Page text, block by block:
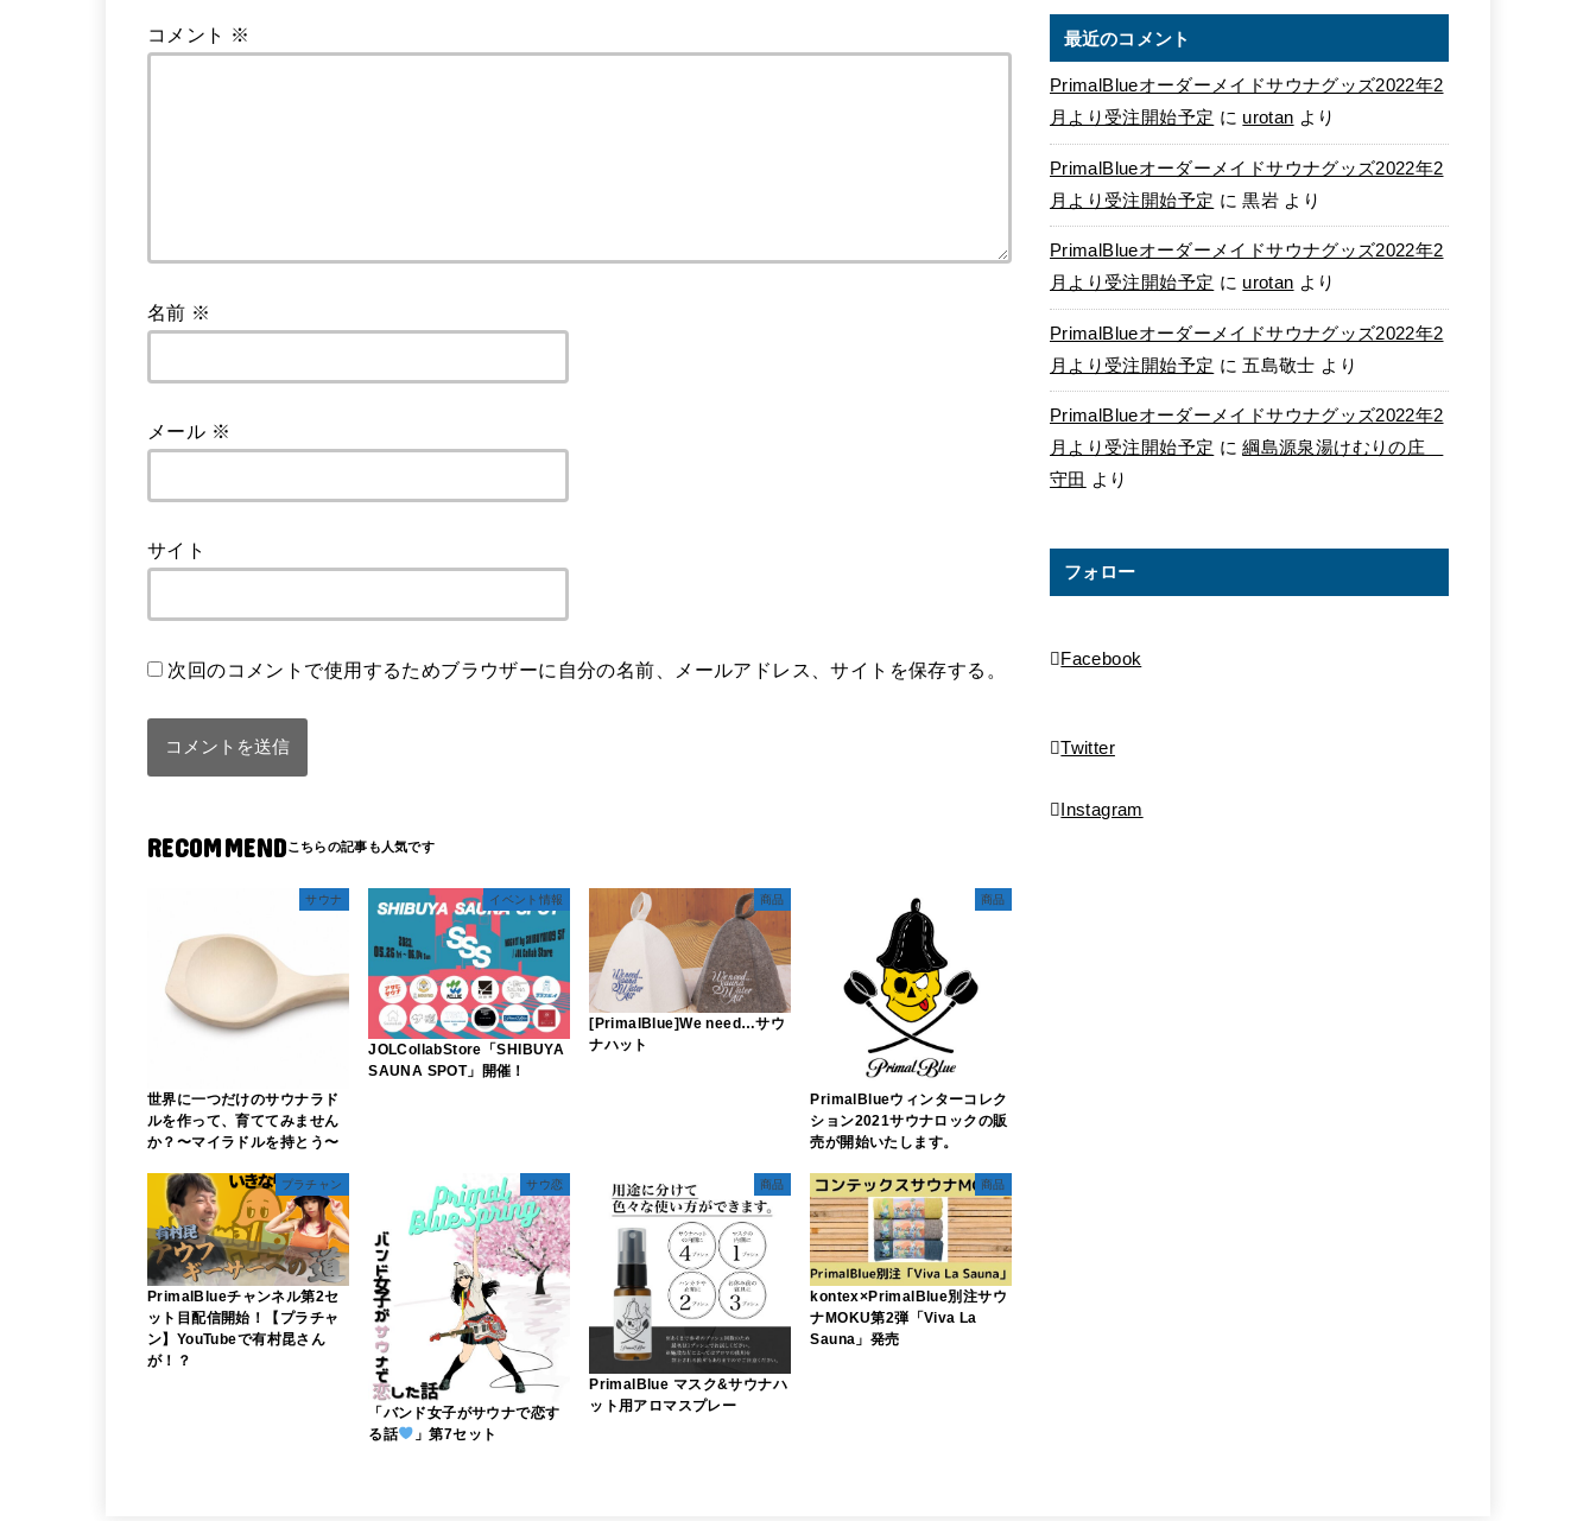
コメント ※
名前 ※
メール ※
サイト
次回のコメントで使用するためブラウザーに自分の名前、メールアドレス、サイトを保存する。
RECOMMEND
サウナ
世界に一つだけのサウナラド
ルを作って、育ててみません
か？〜マイラドルを持とう〜
イベント情報
JOLCollabStore「SHIBUYA
SAUNA SPOT」開催！
商品
[PrimalBlue]We need…サウ
ナハット
商品
PrimalBlueウィンターコレク
ション2021サウナロックの販
売が開始いたします。
プラチャン
PrimalBlueチャンネル第2セ
ット目配信開始！【プラチャ
ン】YouTubeで有村昆さん
が！？
サウ恋
「バンド女子がサウナで恋す
る話
」第7セット
商品
PrimalBlue マスク&サウナハ
ット用アロマスプレー
商品
kontex×PrimalBlue別注サウ
ナMOKU第2弾「Viva La
Sauna」発売
最近のコメント
PrimalBlueオーダーメイドサウナグッズ2022年2
月より受注開始予定 に urotan より
PrimalBlueオーダーメイドサウナグッズ2022年2
月より受注開始予定 に黒岩 より
PrimalBlueオーダーメイドサウナグッズ2022年2
月より受注開始予定 に urotan より
PrimalBlueオーダーメイドサウナグッズ2022年2
月より受注開始予定 に 五島敬士 より
PrimalBlueオーダーメイドサウナグッズ2022年2
月より受注開始予定 に綱島源泉湯けむりの庄
守田
より
フォロー
Facebook
Twitter
Instagram